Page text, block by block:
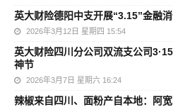
英大财险德阳中支开展“3.15”金融
2026年3月12日 星期四 15:54
英大财险四川分公司双流支公司
神节
2026年3月7日 星期六 16:24
辣椒来自四川、面粉产自本地：阿